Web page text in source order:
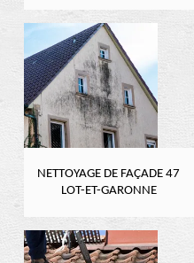
NETTOYAGE DE FAÇADE 47
LOT-ET-GARONNE